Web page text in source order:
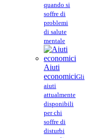
quando si
soffre di
problemi
di salute
mentale
Aiuti
economiciGli
aiuti
attualmente
disponibili
per chi
soffre di
disturbi